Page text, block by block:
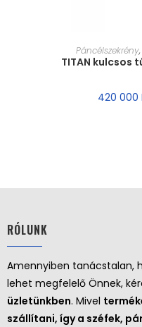
Páncélszekrény,
TITAN kulcsos
420 000
RÓLUNK
Amennyiben tanácstalan,
lehet megfelelő Önnek,
üzletünkben. Mivel
szállítani, így a széfek,